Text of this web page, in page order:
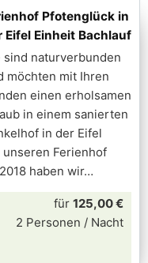
Pfotenglück in
Eifel Einheit Bachlauf
sind naturverbunden
möchten mit Ihren
einen erholsamen
in einem sanierten
in der Eifel
Ferienhof
haben wir
für 125,00 €
2 Personen / Nacht